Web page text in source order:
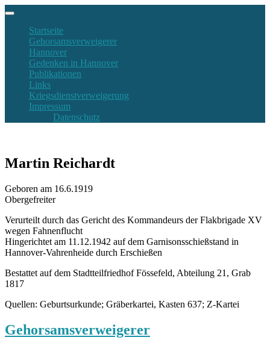
Startseite
Gehorsamsverweigerer
Hannover
Gedenken in Hannover
Publikationen
Links
Kriegsdienstverweigerung
Impressum
Datenschutz
Martin Reichardt
Geboren am 16.6.1919
Obergefreiter
Verurteilt durch das Gericht des Kommandeurs der Flakbrigade XV
wegen Fahnenflucht
Hingerichtet am 11.12.1942 auf dem Garnisonsschießstand in
Hannover-Vahrenheide durch Erschießen
Bestattet auf dem Stadtteilfriedhof Fössefeld, Abteilung 21, Grab
1817
Quellen: Geburtsurkunde; Gräberkartei, Kasten 637; Z-Kartei
Gehorsamsverweigerer